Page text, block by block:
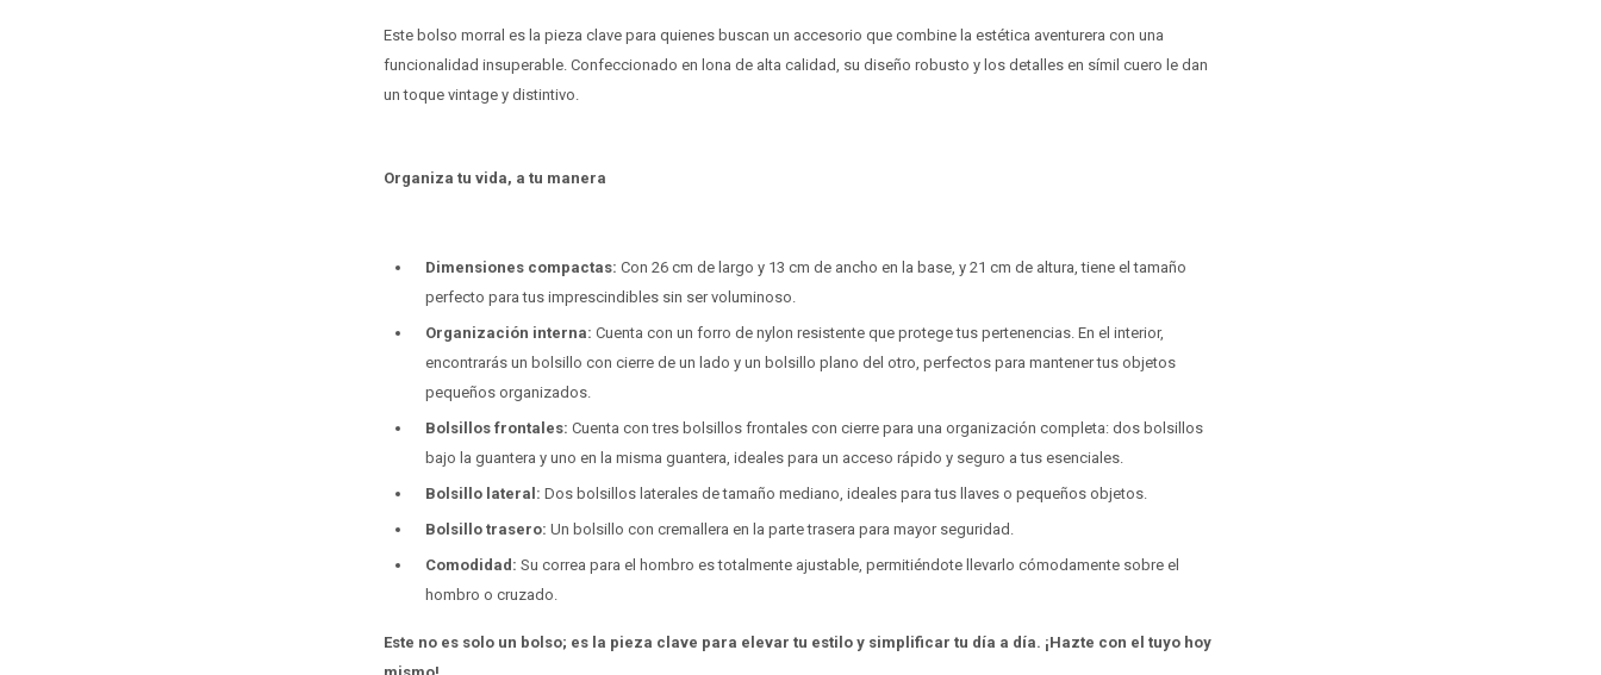
Este bolso morral es la pieza clave para quienes buscan un accesorio que combine la estética aventurera con una
funcionalidad insuperable. Confeccionado en lona de alta calidad, su diseño robusto y los detalles en símil cuero le dan
un toque vintage y distintivo.
Organiza tu vida, a tu manera
Dimensiones compactas: Con 26 cm de largo y 13 cm de ancho en la base, y 21 cm de altura, tiene el tamaño
perfecto para tus imprescindibles sin ser voluminoso.
Organización interna: Cuenta con un forro de nylon resistente que protege tus pertenencias. En el interior,
encontrarás un bolsillo con cierre de un lado y un bolsillo plano del otro, perfectos para mantener tus objetos
pequeños organizados.
Bolsillos frontales: Cuenta con tres bolsillos frontales con cierre para una organización completa: dos bolsillos
bajo la guantera y uno en la misma guantera, ideales para un acceso rápido y seguro a tus esenciales.
Bolsillo lateral: Dos bolsillos laterales de tamaño mediano, ideales para tus llaves o pequeños objetos.
Bolsillo trasero: Un bolsillo con cremallera en la parte trasera para mayor seguridad.
Comodidad: Su correa para el hombro es totalmente ajustable, permitiéndote llevarlo cómodamente sobre el
hombro o cruzado.
Este no es solo un bolso; es la pieza clave para elevar tu estilo y simplificar tu día a día. ¡Hazte con el tuyo hoy